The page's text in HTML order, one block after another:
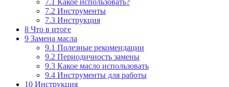
7.2 Инструменты
7.3 Инструкция
8 Что в итоге
9 Замена масла
9.1 Полезные рекомендации
9.2 Периодичность замены
9.3 Какое масло использовать
9.4 Инструменты для работы
10 Инструкция